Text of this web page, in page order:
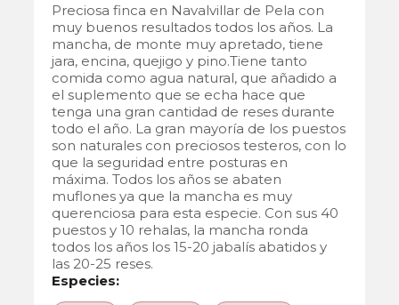
Preciosa finca en Navalvillar de Pela con
muy buenos resultados todos los años. La
mancha, de monte muy apretado, tiene
jara, encina, quejigo y pino.Tiene tanto
comida como agua natural, que añadido a
el suplemento que se echa hace que
tenga una gran cantidad de reses durante
todo el año. La gran mayoría de los puestos
son naturales con preciosos testeros, con lo
que la seguridad entre posturas en
máxima. Todos los años se abaten
muflones ya que la mancha es muy
querenciosa para esta especie. Con sus 40
puestos y 10 rehalas, la mancha ronda
todos los años los 15-20 jabalís abatidos y
las 20-25 reses.
Especies: